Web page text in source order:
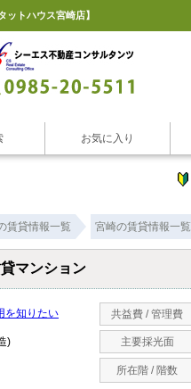
トハウス宮崎店】
お気に入り
賃貸情報一覧 宮崎の賃貸情報一覧
マンション
を知りたい 共益費 / 管理費
) 主要採光面
所在階 / 階数